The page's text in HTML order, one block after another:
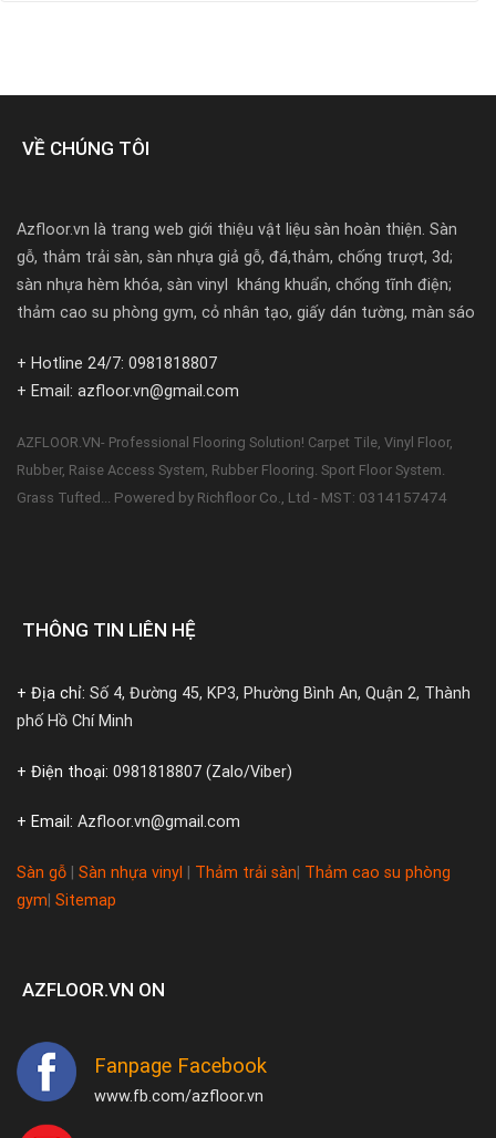
VỀ CHÚNG TÔI
Azfloor.vn là trang web giới thiệu vật liệu sàn hoàn thiện. Sàn
gỗ, thảm trải sàn, sàn nhựa giả gỗ, đá,thảm, chống trượt, 3d;
sàn nhựa hèm khóa, sàn vinyl kháng khuẩn, chống tĩnh điện;
thảm cao su phòng gym, cỏ nhân tạo, giấy dán tường, màn sáo
+ Hotline 24/7: 0981818807
+ Email: azfloor.vn@gmail.com
AZFLOOR.VN- Professional Flooring Solution! Carpet Tile, Vinyl Floor,
Rubber, Raise Access System, Rubber Flooring. Sport Floor System.
Grass Tufted... Powered by Richfloor Co., Ltd - MST: 0314157474
THÔNG TIN LIÊN HỆ
+ Địa chỉ: Số 4, Đường 45, KP3, Phường Bình An, Quận 2, Thành
phố Hồ Chí Minh
+ Điện thoại: 0981818807 (Zalo/Viber)
+ Email: Azfloor.vn@gmail.com
Sàn gỗ Sàn nhựa vinyl Thảm trải sàn Thảm cao su phòng
gym Sitemap
AZFLOOR.VN ON
Fanpage Facebook
www.fb.com/azfloor.vn